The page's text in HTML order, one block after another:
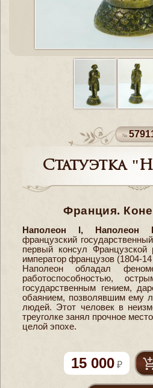
Статуэтка
Франция.
Наполеон I, Наполеон
французский
первый консул Французской
император французов (1804-
Наполеон обладал
работоспособностью,
государственным гением,
обаянием, позволявшим ему
людей. Этот человек в
треуголке занял прочное
целой эпохе.
15 000